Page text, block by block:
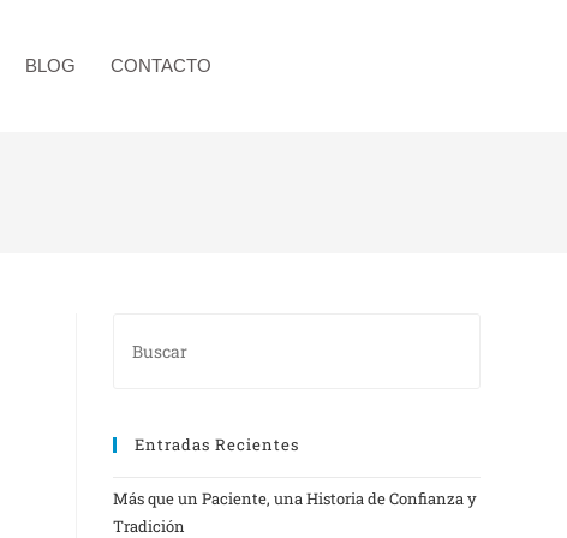
BLOG CONTACTO
Entradas Recientes
Más que un Paciente, una Historia de Confianza y
Tradición